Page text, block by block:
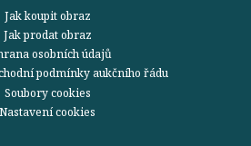
Jak koupit obraz
Jak prodat obraz
osobních údajů
podmínky aukčního řádu
Soubory cookies
Nastavení cookies